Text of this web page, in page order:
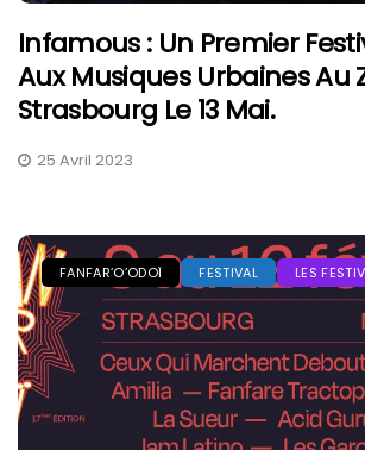
Infamous : Un Premier
Aux Musiques Urbaines Au
Strasbourg Le 13 Mai.
25 Avril 2023
FANFAR’O’ODOÏ FESTIVAL LES